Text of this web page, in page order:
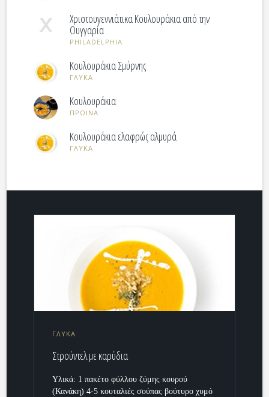
Χριστουγεννιάτικα Κουλουράκια από την
Ουγγαρία
PHILADELPHIA
Κουλουράκια Σμύρνης
ΓΛΥΚΑ
Κουλουράκια
ΠΡΩΙΝΑ
Κουλουράκια ελαφρώς αλμυρά
ΓΛΥΚΑ
ΓΛΥΚΑ
Στρούντελ με καρύδια
Υλικά: 1 πακέτο φύλλου ζύμης κουρού
(Κανάκη) 4-5 κουταλιές σούπας βούτυρο χυμό